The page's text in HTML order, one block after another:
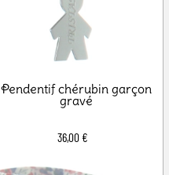
Pendentif chérubin garçon
gravé
36,00 €